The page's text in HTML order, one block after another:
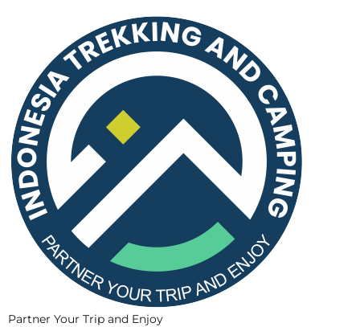
Partner Your Trip and Enjoy